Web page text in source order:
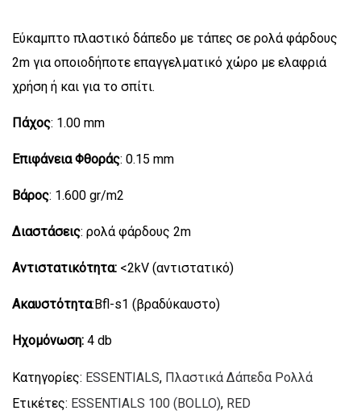
Εύκαμπτο πλαστικό δάπεδο με τάπες σε ρολά φάρδους
2m για οποιοδήποτε επαγγελματικό χώρο με ελαφριά
χρήση ή και για το σπίτι.
Πάχος: 1.00 mm
Επιφάνεια Φθοράς: 0.15 mm
Βάρος: 1.600 gr/m2
Διαστάσεις: ρολά φάρδους 2m
Αντιστατικότητα: <2kV (αντιστατικό)
Ακαυστότητα:Bfl-s1 (βραδύκαυστο)
Ηχομόνωση: 4 db
Κατηγορίες: ESSENTIALS, Πλαστικά Δάπεδα Ρολλά
Ετικέτες: ESSENTIALS 100 (BOLLO), RED